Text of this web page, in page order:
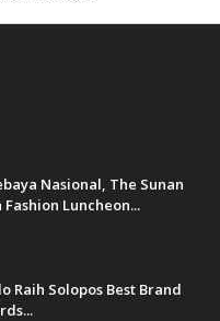
Nasional, The Sunan
Luncheon...
Raih Solopos Best Brand